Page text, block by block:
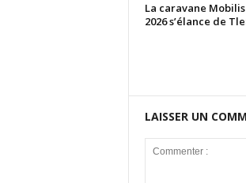
La caravane
2026 s’élance de
LAISSER UN